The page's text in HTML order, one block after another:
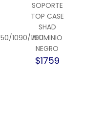
1090/1190
SOPORTE
TOP CASE
SHAD
ALUMINIO
NEGRO
$1759